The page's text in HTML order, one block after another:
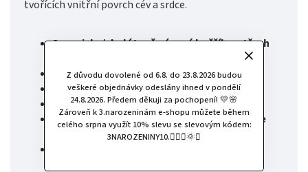
Z důvodu dovolené od 6.8. do 23.8.2026 budou
veškeré objednávky odeslány ihned v pondělí
24.8.2026. Předem děkuji za pochopení! 💛🌸
Zároveň k 3.narozeninám e-shopu můžete během
celého srpna využít 10% slevu se slevovým kódem:
3NAROZENINY10.🧚🏻‍♀️🌞✨
tvořících vnitřní povrch cév a srdce.
Organicky/chelátově vázaný hořčík ve třech
Špičková využitelnost tělem
Šetrný k zažívání
Vynikající biodostupnost
Prémiová kvalita - produkt obsahuje pouze
aktivní složky